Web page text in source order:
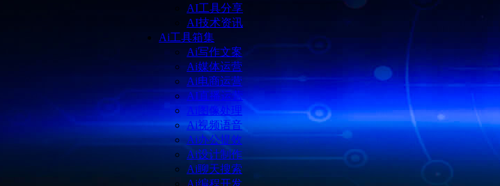
AI工具分享
AI技术资讯
Ai工具箱集
Ai写作文案
Ai媒体运营
Ai电商运营
AI直播运营
Ai图像处理
Ai视频语音
Ai办公提效
Ai设计制作
Ai聊天搜索
Ai编程开发